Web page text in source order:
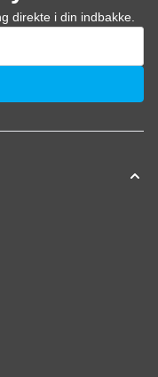
direkte i din indbakke.